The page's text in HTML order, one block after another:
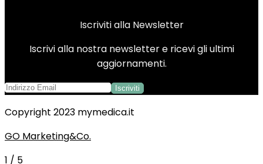
Iscriviti alla Newsletter
Iscrivi alla nostra newsletter e ricevi gli ultimi
aggiornamenti.
Copyright 2023 mymedica.it
GO Marketing&Co.
1 / 5